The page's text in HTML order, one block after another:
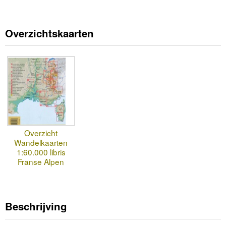
Overzichtskaarten
Overzicht
Wandelkaarten
1:60.000 libris
Franse Alpen
Beschrijving